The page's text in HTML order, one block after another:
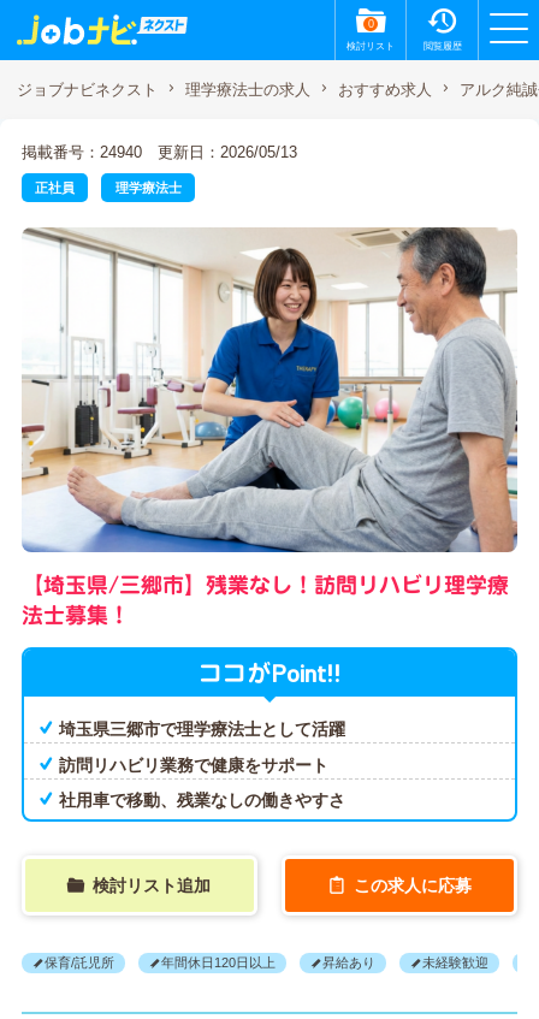
0
検討リスト 閲覧履歴
ジョブナビネクスト 理学療法士の求人 おすすめ求人 アルク純
掲載番号：24940 更新日：2026/05/13
正社員 理学療法士
【埼玉県/三郷市】残業なし！訪問リハビリ理学療
法士募集！
ココがPoint!!
埼玉県三郷市で理学療法士として活躍
訪問リハビリ業務で健康をサポート
社用車で移動、残業なしの働きやすさ
検討リスト追加 この求人に応募
保育/託児所 年間休日120日以上 昇給あり 未経験歓迎